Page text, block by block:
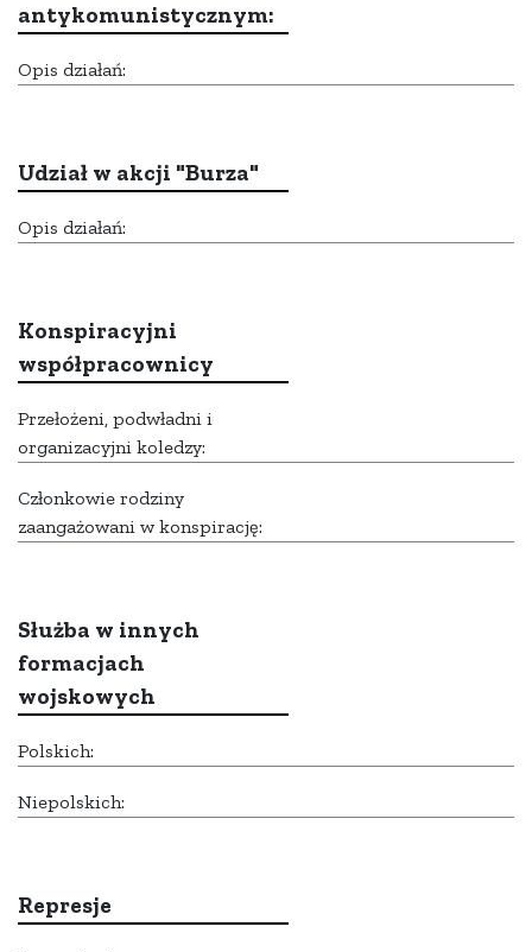
antykomunistycznym:
Opis działań:
Udział w akcji "Burza"
Opis działań:
Konspiracyjni
współpracownicy
Przełożeni, podwładni i
organizacyjni koledzy:
Członkowie rodziny
zaangażowani w konspirację:
Służba w innych
formacjach
wojskowych
Polskich:
Niepolskich:
Represje